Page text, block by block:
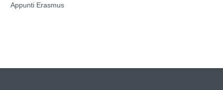
Appunti Erasmus